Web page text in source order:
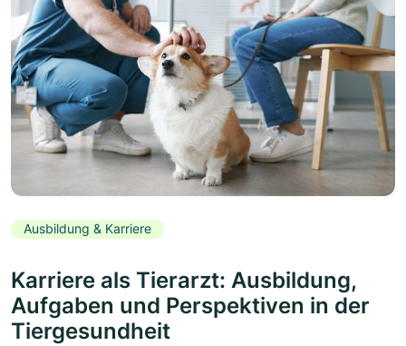
Ausbildung & Karriere
Karriere als Tierarzt: Ausbildung,
Aufgaben und Perspektiven in der
Tiergesundheit